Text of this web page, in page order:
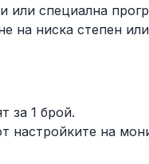
специална
на ниска степен
за 1 брой.
настройките на